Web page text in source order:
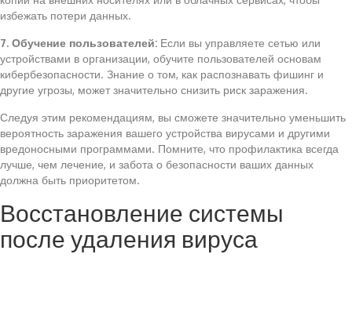
избежать потери данных.
7. Обучение пользователей: Если вы управляете сетью или
устройствами в организации, обучите пользователей основам
кибербезопасности. Знание о том, как распознавать фишинг и
другие угрозы, может значительно снизить риск заражения.
Следуя этим рекомендациям, вы сможете значительно уменьшить
вероятность заражения вашего устройства вирусами и другими
вредоносными программами. Помните, что профилактика всегда
лучше, чем лечение, и забота о безопасности ваших данных
должна быть приоритетом.
Восстановление системы
после удаления вируса